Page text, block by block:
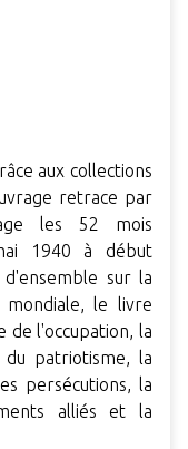
aux collections
retrace par
les 52 mois
1940 à début
sur la
le livre
de l'occupation, la
patriotisme, la
persécutions, la
alliés et la